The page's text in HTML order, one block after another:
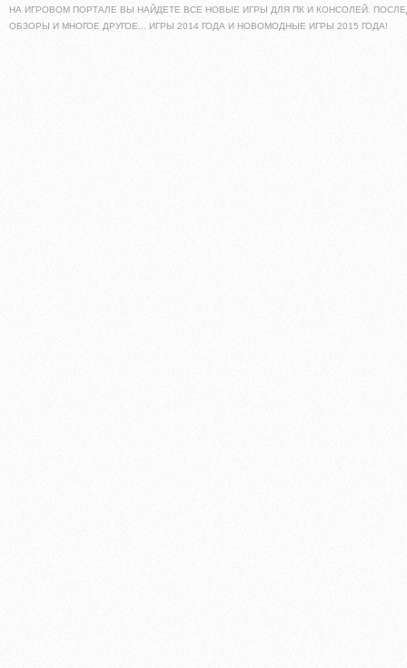
НА ИГРОВОМ ПОРТАЛЕ ВЫ НАЙДЕТЕ ВСЕ НОВЫЕ ИГРЫ ДЛЯ ПК И КОНСОЛЕЙ.
ОБЗОРЫ И МНОГОЕ ДРУГОЕ... ИГРЫ 2014 ГОДА И НОВОМОДНЫЕ ИГРЫ 2015 ГОДА!